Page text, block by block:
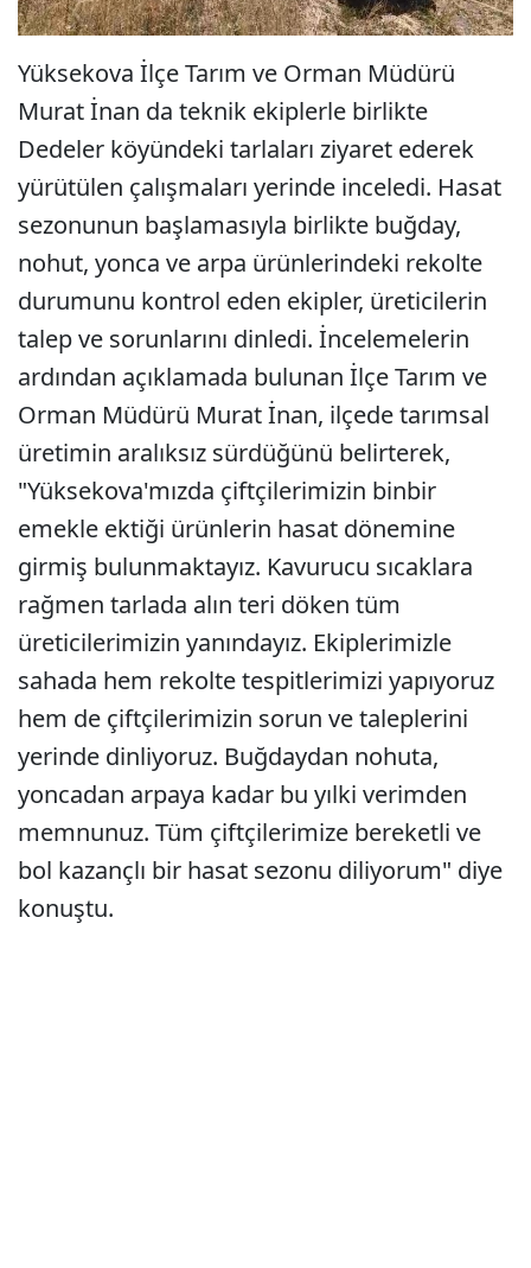
Yüksekova İlçe Tarım ve Orman Müdürü
Murat İnan da teknik ekiplerle birlikte
Dedeler köyündeki tarlaları ziyaret ederek
yürütülen çalışmaları yerinde inceledi. Hasat
sezonunun başlamasıyla birlikte buğday,
nohut, yonca ve arpa ürünlerindeki rekolte
durumunu kontrol eden ekipler, üreticilerin
talep ve sorunlarını dinledi. İncelemelerin
ardından açıklamada bulunan İlçe Tarım ve
Orman Müdürü Murat İnan, ilçede tarımsal
üretimin aralıksız sürdüğünü belirterek,
"Yüksekova'mızda çiftçilerimizin binbir
emekle ektiği ürünlerin hasat dönemine
girmiş bulunmaktayız. Kavurucu sıcaklara
rağmen tarlada alın teri döken tüm
üreticilerimizin yanındayız. Ekiplerimizle
sahada hem rekolte tespitlerimizi yapıyoruz
hem de çiftçilerimizin sorun ve taleplerini
yerinde dinliyoruz. Buğdaydan nohuta,
yoncadan arpaya kadar bu yılki verimden
memnunuz. Tüm çiftçilerimize bereketli ve
bol kazançlı bir hasat sezonu diliyorum" diye
konuştu.